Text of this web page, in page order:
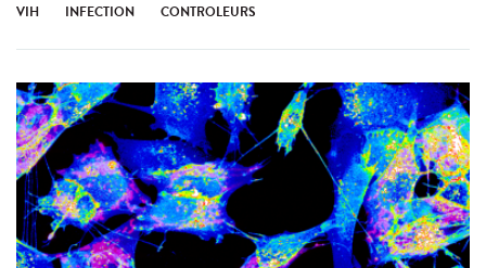
VIH INFECTION CONTROLEURS